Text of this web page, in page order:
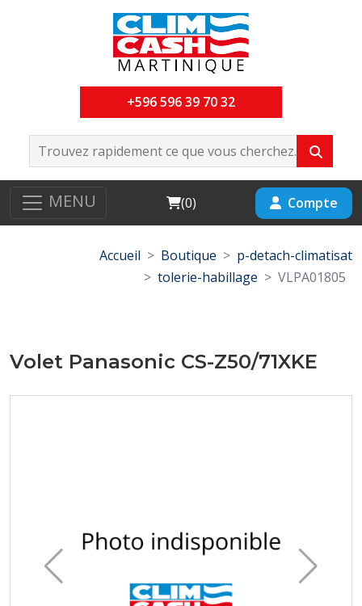
+596 596 39 70 32
MENU Cart
(0) Compte
Accueil Boutique
p-detach-climatisat
tolerie-habillage
VLPA01805
Volet Panasonic CS-Z50/71XKE